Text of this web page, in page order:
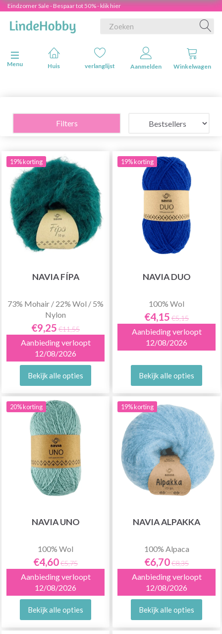
Eindzomer Sale - Bespaar tot 50% - klik hier
Navigatie in-/uitschakelen
Menu
Huis verlanglijst Aanmelden Winkelwagen
Filters
19% korting
NAVIA FÍPA
73% Mohair / 22% Wol / 5%
Nylon
€9,25 €11,55
Aanbieding verloopt
12/08/2026
Bekijk alle opties
19% korting
NAVIA DUO
100% Wol
€4,15 €5,15
Aanbieding verloopt
12/08/2026
Bekijk alle opties
20% korting
NAVIA UNO
100% Wol
€4,60€5,75
Aanbieding verloopt
12/08/2026
Bekijk alle opties
19% korting
NAVIA ALPAKKA
100% Alpaca
€6,70€8,35
Aanbieding verloopt
12/08/2026
Bekijk alle opties